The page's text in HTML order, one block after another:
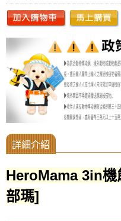
HeroMama 3in機
部瑪]